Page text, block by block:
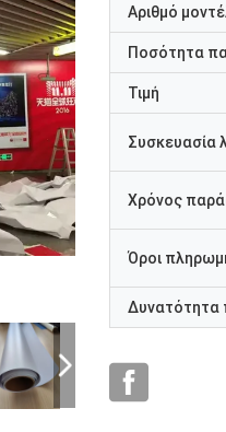
Αριθμό
Ποσότητα
Τιμή
Συσκευασία
Χρόνος
Όροι